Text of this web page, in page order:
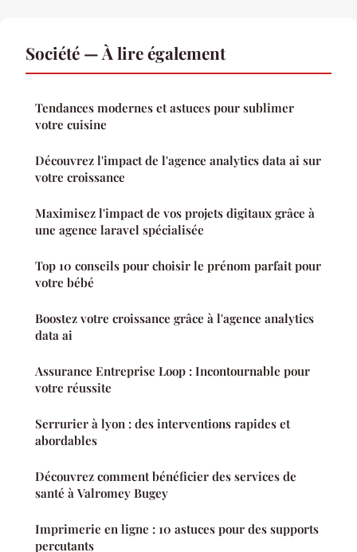
Société — À lire également
Tendances modernes et astuces pour sublimer
votre cuisine
Découvrez l'impact de l'agence analytics data ai sur
votre croissance
Maximisez l'impact de vos projets digitaux grâce à
une agence laravel spécialisée
Top 10 conseils pour choisir le prénom parfait pour
votre bébé
Boostez votre croissance grâce à l'agence analytics
data ai
Assurance Entreprise Loop : Incontournable pour
votre réussite
Serrurier à lyon : des interventions rapides et
abordables
Découvrez comment bénéficier des services de
santé à Valromey Bugey
Imprimerie en ligne : 10 astuces pour des supports
percutants